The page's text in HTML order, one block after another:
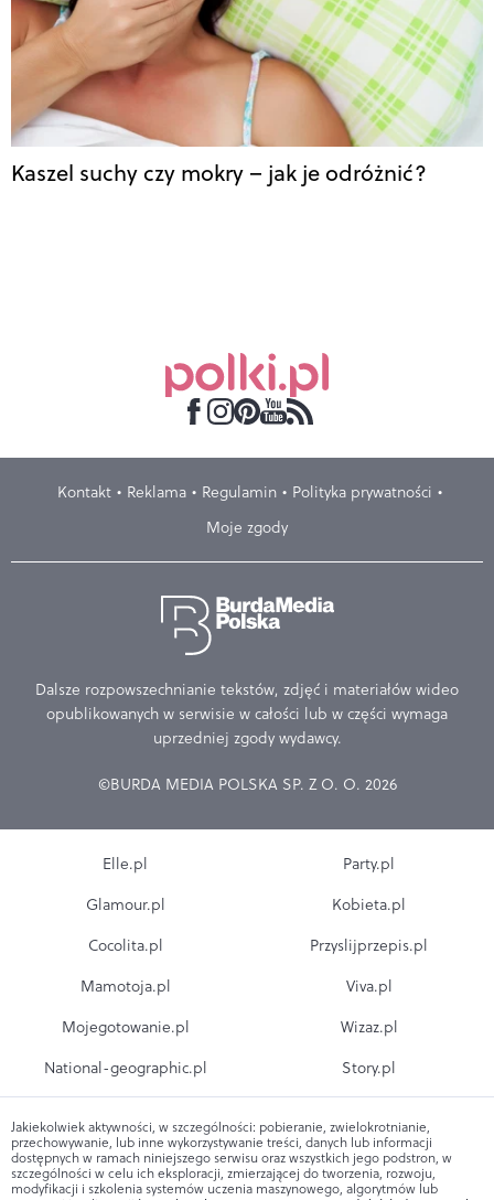
Kaszel suchy czy mokry – jak je odróżnić?
Kontakt Reklama Regulamin
Polityka prywatności
Moje zgody
Dalsze rozpowszechnianie tekstów, zdjęć i materiałów wideo
opublikowanych w serwisie w całości lub w części wymaga
uprzedniej zgody wydawcy.
©BURDA MEDIA POLSKA SP. Z O. O. 2026
Elle.pl
Glamour.pl
Cocolita.pl
Mamotoja.pl
Mojegotowanie.pl
National-geographic.pl
Party.pl
Kobieta.pl
Przyslijprzepis.pl
Viva.pl
Wizaz.pl
Story.pl
Jakiekolwiek aktywności, w szczególności: pobieranie, zwielokrotnianie,
przechowywanie, lub inne wykorzystywanie treści, danych lub informacji
dostępnych w ramach niniejszego serwisu oraz wszystkich jego podstron, w
szczególności w celu ich eksploracji, zmierzającej do tworzenia, rozwoju,
modyfikacji i szkolenia systemów uczenia maszynowego, algorytmów lub